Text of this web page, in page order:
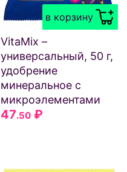
в корзину
VitaMix –
универсальный, 50 г,
удобрение
минеральное с
микроэлементами
47.50 ₽